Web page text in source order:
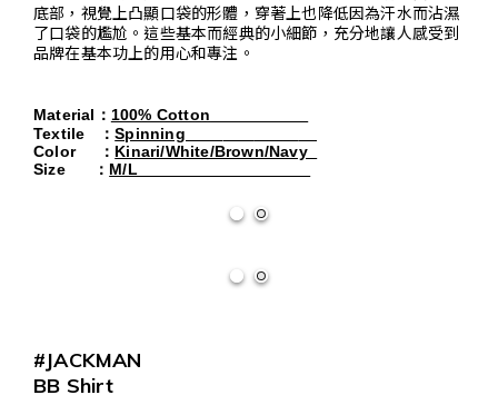
底部，視覺上凸顯口袋的形體，穿著上也降低因為汗水而沾濕
了口袋的尷尬。這些基本而經典的小細節，充分地讓人感受到
品牌在基本功上的用心和專注。
Material ： 100% Cotton
Textile
：Spinning
Color
： Kinari/White/Brown/Navy
Size
： M/L
#JACKMAN
BB Shirt